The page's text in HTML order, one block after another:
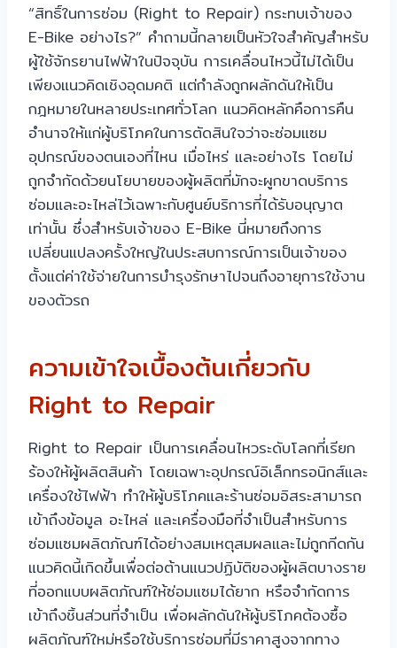
“สิทธิ์ในการซ่อม (Right to Repair) กระทบเจ้าของ
E-Bike อย่างไร?” คำถามนี้กลายเป็นหัวใจสำคัญสำหรับ
ผู้ใช้จักรยานไฟฟ้าในปัจจุบัน การเคลื่อนไหวนี้ไม่ได้เป็น
เพียงแนวคิดเชิงอุดมคติ แต่กำลังถูกผลักดันให้เป็น
กฎหมายในหลายประเทศทั่วโลก แนวคิดหลักคือการคืน
อำนาจให้แก่ผู้บริโภคในการตัดสินใจว่าจะซ่อมแซม
อุปกรณ์ของตนเองที่ไหน เมื่อไหร่ และอย่างไร โดยไม่
ถูกจำกัดด้วยนโยบายของผู้ผลิตที่มักจะผูกขาดบริการ
ซ่อมและอะไหล่ไว้เฉพาะกับศูนย์บริการที่ได้รับอนุญาต
เท่านั้น ซึ่งสำหรับเจ้าของ E-Bike นี่หมายถึงการ
เปลี่ยนแปลงครั้งใหญ่ในประสบการณ์การเป็นเจ้าของ
ตั้งแต่ค่าใช้จ่ายในการบำรุงรักษาไปจนถึงอายุการใช้งาน
ของตัวรถ
ความเข้าใจเบื้องต้นเกี่ยวกับ
Right to Repair
Right to Repair เป็นการเคลื่อนไหวระดับโลกที่เรียก
ร้องให้ผู้ผลิตสินค้า โดยเฉพาะอุปกรณ์อิเล็กทรอนิกส์และ
เครื่องใช้ไฟฟ้า ทำให้ผู้บริโภคและร้านซ่อมอิสระสามารถ
เข้าถึงข้อมูล อะไหล่ และเครื่องมือที่จำเป็นสำหรับการ
ซ่อมแซมผลิตภัณฑ์ได้อย่างสมเหตุสมผลและไม่ถูกกีดกัน
แนวคิดนี้เกิดขึ้นเพื่อต่อต้านแนวปฏิบัติของผู้ผลิตบางราย
ที่ออกแบบผลิตภัณฑ์ให้ซ่อมแซมได้ยาก หรือจำกัดการ
เข้าถึงชิ้นส่วนที่จำเป็น เพื่อผลักดันให้ผู้บริโภคต้องซื้อ
ผลิตภัณฑ์ใหม่หรือใช้บริการซ่อมที่มีราคาสูงจากทาง